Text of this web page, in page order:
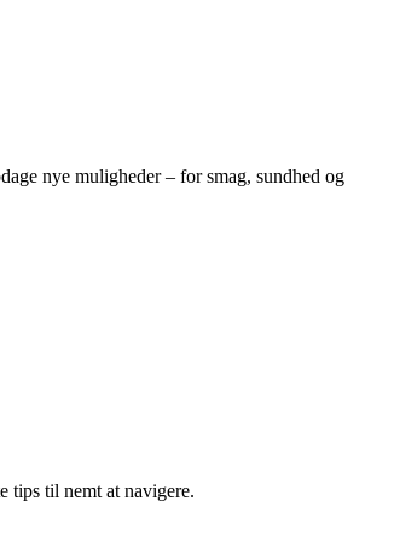
nye muligheder – for smag, sundhed og
tips til nemt at navigere.